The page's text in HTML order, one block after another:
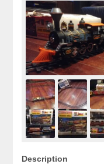
Description